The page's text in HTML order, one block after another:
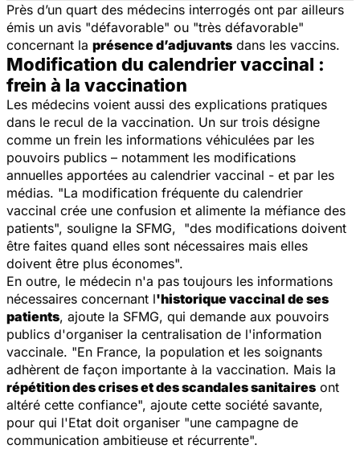
Près d’un quart des médecins interrogés ont par ailleurs
émis un avis "défavorable" ou "très défavorable"
concernant la présence d’adjuvants dans les vaccins.
Modification du calendrier vaccinal :
frein à la vaccination
Les médecins voient aussi des explications pratiques
dans le recul de la vaccination. Un sur trois désigne
comme un frein les informations véhiculées par les
pouvoirs publics – notamment les modifications
annuelles apportées au calendrier vaccinal - et par les
médias. "La modification fréquente du calendrier
vaccinal crée une confusion et alimente la méfiance des
patients", souligne la SFMG, "des modifications doivent
être faites quand elles sont nécessaires mais elles
doivent être plus économes".
En outre, le médecin n'a pas toujours les informations
nécessaires concernant l'historique vaccinal de ses
patients, ajoute la SFMG, qui demande aux pouvoirs
publics d'organiser la centralisation de l'information
vaccinale. "En France, la population et les soignants
adhèrent de façon importante à la vaccination. Mais la
répétition des crises et des scandales sanitaires ont
altéré cette confiance", ajoute cette société savante,
pour qui l'Etat doit organiser "une campagne de
communication ambitieuse et récurrente".